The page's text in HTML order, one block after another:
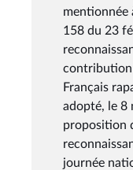
mentionnée
158 du 23
contribution
Français
adopté, le 8
proposition
journée